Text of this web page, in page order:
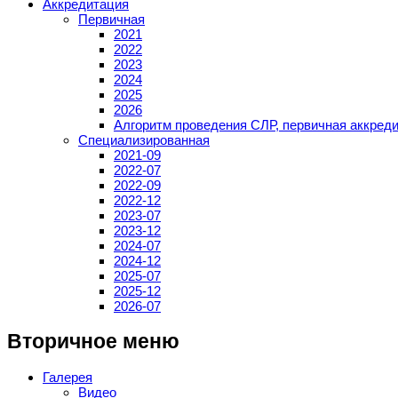
Аккредитация
Первичная
2021
2022
2023
2024
2025
2026
Алгоритм проведения СЛР, первичная
Специализированная
2021-09
2022-07
2022-09
2022-12
2023-07
2023-12
2024-07
2024-12
2025-07
2025-12
2026-07
Вторичное меню
Галерея
Видео